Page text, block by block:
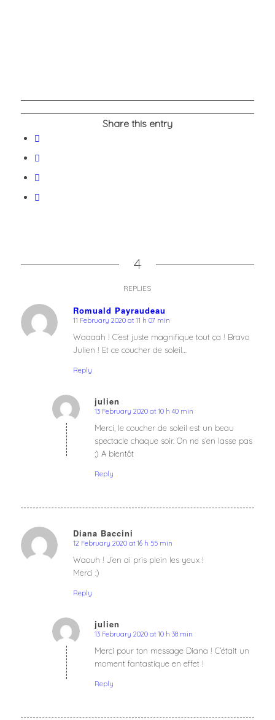
Share this entry
4
REPLIES
Romuald Payraudeau
says:
11 February 2020 at 11 h 07 min
Waaaah ! C’est juste magnifique tout ça ! Bravo
Julien ! Et ce coucher de soleil…
Reply
julien
says:
13 February 2020 at 10 h 40 min
Merci, le coucher de soleil est un beau
spectacle chaque soir. On ne s’en lasse pas
;) A bientôt
Reply
Diana Baccini
says:
12 February 2020 at 16 h 55 min
Waouh ! J’en ai pris plein les yeux !
Merci :)
Reply
julien
says:
13 February 2020 at 10 h 38 min
Merci pour ton message Diana ! C’était un
moment fantastique en effet !
Reply